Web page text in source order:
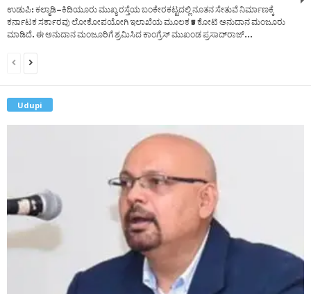
ಉಡುಪಿ: ಕಲ್ಮಾಡಿ–ಕಿದಿಯೂರು ಮುಖ್ಯ ರಸ್ತೆಯ ಬಂಕೇರಕಟ್ಟದಲ್ಲಿ ನೂತನ ಸೇತುವೆ ನಿರ್ಮಾಣಕ್ಕೆ
ಕರ್ನಾಟಕ ಸರ್ಕಾರವು ಲೋಕೋಪಯೋಗಿ ಇಲಾಖೆಯ ಮೂಲಕ ₹5 ಕೋಟಿ ಅನುದಾನ ಮಂಜೂರು
ಮಾಡಿದೆ. ಈ ಅನುದಾನ ಮಂಜೂರಿಗೆ ಶ್ರಮಿಸಿದ ಕಾಂಗ್ರೆಸ್ ಮುಖಂಡ ಪ್ರಸಾದ್‌ರಾಜ್...
Udupi